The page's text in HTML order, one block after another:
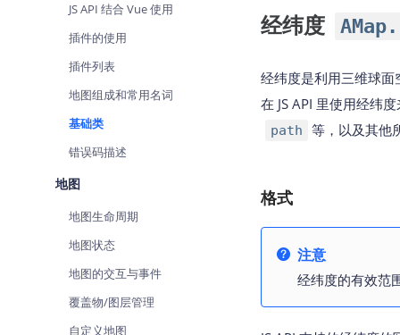
通过基站、Wifi获取位置信息
JS API 结合 Vue 使用
插件的使用
插件列表
地图组成和常用名词
基础类
错误码描述
地图
地图生命周期
地图状态
地图的交互与事件
覆盖物/图层管理
自定义地图
经纬度
经纬度是利用三维球
在 JS API 里使用经纬
path 等，以及其他
格式
注意
经纬度的有效范